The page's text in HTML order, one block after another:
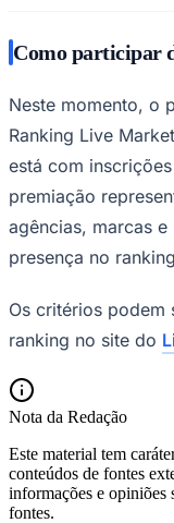
Como participar
Neste momento, o
Ranking Live
está com
premiação
agências, marcas
presença no
Os critérios podem
ranking no site do
Nota da Redação
Este material tem
conteúdos de fontes
informações e opiniões
fontes.